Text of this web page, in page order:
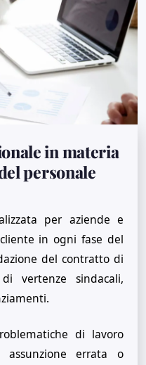
in materia
personale
per aziende e
in ogni fase del
del contratto di
vertenze sindacali,
di lavoro
errata o